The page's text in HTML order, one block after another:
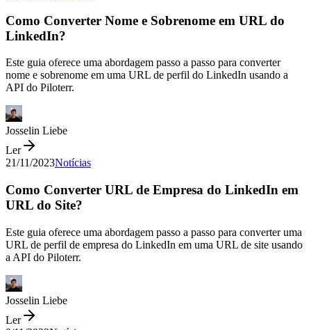
Como Converter Nome e Sobrenome em URL do
LinkedIn?
Este guia oferece uma abordagem passo a passo para converter
nome e sobrenome em uma URL de perfil do LinkedIn usando a
API do Piloterr.
Josselin Liebe
Ler
21/11/2023Notícias
Como Converter URL de Empresa do LinkedIn em
URL do Site?
Este guia oferece uma abordagem passo a passo para converter uma
URL de perfil de empresa do LinkedIn em uma URL de site usando
a API do Piloterr.
Josselin Liebe
Ler